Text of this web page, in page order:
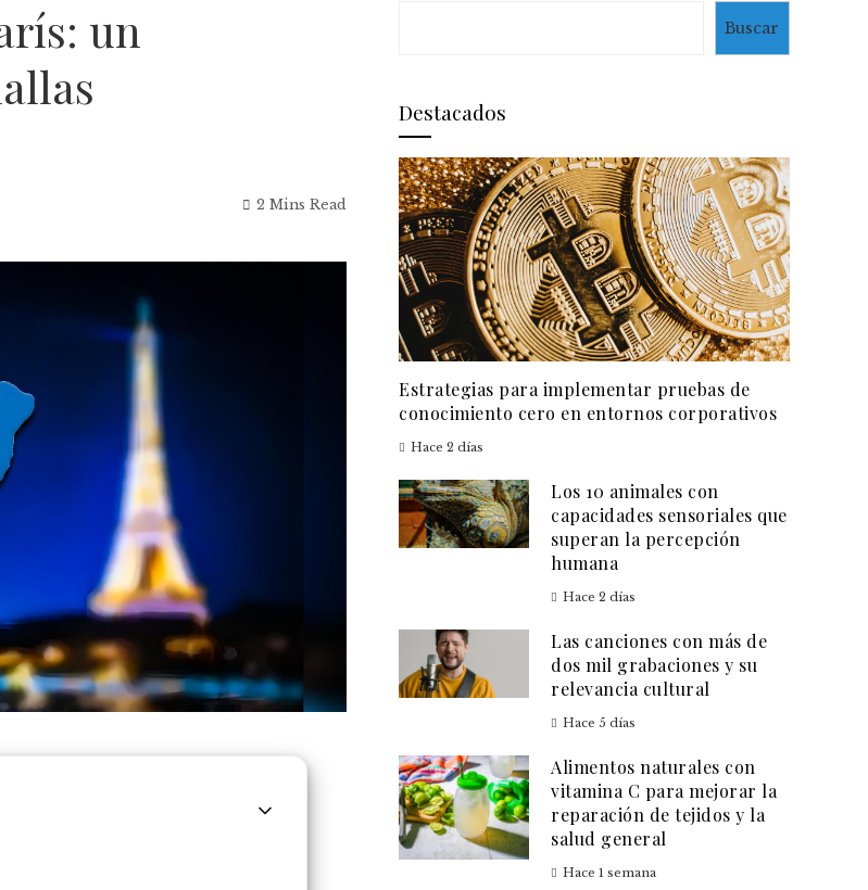
un
2 Mins Read
Buscar
Destacados
Estrategias para implementar pruebas de
conocimiento cero en entornos corporativos
Hace 2 días
Los 10 animales con
capacidades sensoriales que
superan la percepción
humana
Hace 2 días
Las canciones con más de
dos mil grabaciones y su
relevancia cultural
Hace 5 días
Alimentos naturales con
vitamina C para mejorar la
reparación de tejidos y la
salud general
Hace 1 semana